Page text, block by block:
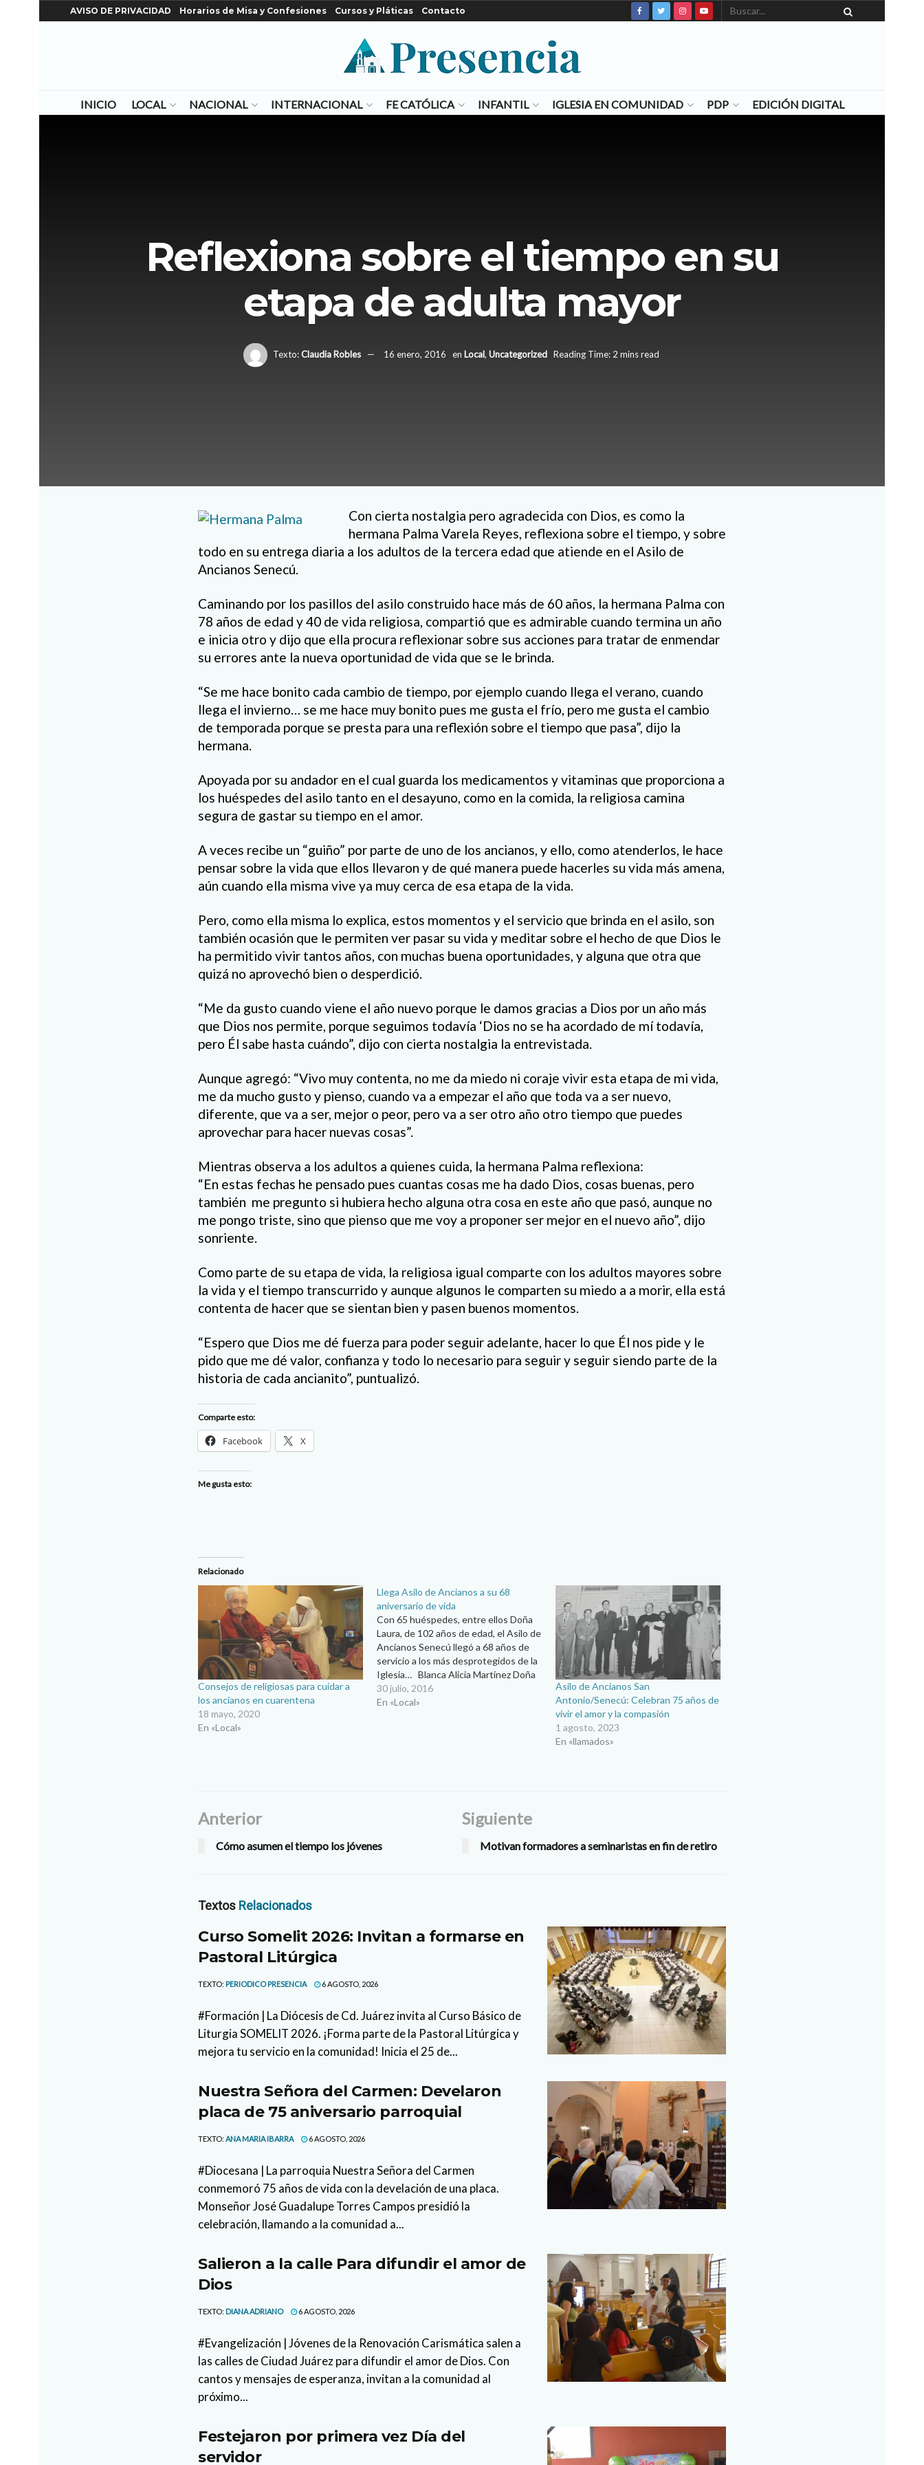
AVISO DE PRIVACIDAD Horarios de Misa y Confesiones Cursos y Pláticas Contacto
INICIO LOCAL NACIONAL INTERNACIONAL FE CATÓLICA INFANTIL IGLESIA EN COMUNIDAD PDP EDICIÓN DIGITAL
Reflexiona sobre el tiempo en su
etapa de adulta mayor
Texto:Claudia Robles 16 enero, 2016 en Local, Uncategorized Reading Time: 2 mins read
Con cierta nostalgia pero agradecida con Dios, es como la
hermana Palma Varela Reyes, reflexiona sobre el tiempo, y sobre
todo en su entrega diaria a los adultos de la tercera edad que atiende en el Asilo de
Ancianos Senecú.
Caminando por los pasillos del asilo construido hace más de 60 años, la hermana Palma con
78 años de edad y 40 de vida religiosa, compartió que es admirable cuando termina un año
e inicia otro y dijo que ella procura reflexionar sobre sus acciones para tratar de enmendar
su errores ante la nueva oportunidad de vida que se le brinda.
“Se me hace bonito cada cambio de tiempo, por ejemplo cuando llega el verano, cuando
llega el invierno… se me hace muy bonito pues me gusta el frío, pero me gusta el cambio
de temporada porque se presta para una reflexión sobre el tiempo que pasa”, dijo la
hermana.
Apoyada por su andador en el cual guarda los medicamentos y vitaminas que proporciona a
los huéspedes del asilo tanto en el desayuno, como en la comida, la religiosa camina
segura de gastar su tiempo en el amor.
A veces recibe un “guiño” por parte de uno de los ancianos, y ello, como atenderlos, le hace
pensar sobre la vida que ellos llevaron y de qué manera puede hacerles su vida más amena,
aún cuando ella misma vive ya muy cerca de esa etapa de la vida.
Pero, como ella misma lo explica, estos momentos y el servicio que brinda en el asilo, son
también ocasión que le permiten ver pasar su vida y meditar sobre el hecho de que Dios le
ha permitido vivir tantos años, con muchas buena oportunidades, y alguna que otra que
quizá no aprovechó bien o desperdició.
“Me da gusto cuando viene el año nuevo porque le damos gracias a Dios por un año más
que Dios nos permite, porque seguimos todavía ‘Dios no se ha acordado de mí todavía,
pero Él sabe hasta cuándo”, dijo con cierta nostalgia la entrevistada.
Aunque agregó: “Vivo muy contenta, no me da miedo ni coraje vivir esta etapa de mi vida,
me da mucho gusto y pienso, cuando va a empezar el año que toda va a ser nuevo,
diferente, que va a ser, mejor o peor, pero va a ser otro año otro tiempo que puedes
aprovechar para hacer nuevas cosas”.
Mientras observa a los adultos a quienes cuida, la hermana Palma reflexiona:
“En estas fechas he pensado pues cuantas cosas me ha dado Dios, cosas buenas, pero
también me pregunto si hubiera hecho alguna otra cosa en este año que pasó, aunque no
me pongo triste, sino que pienso que me voy a proponer ser mejor en el nuevo año”, dijo
sonriente.
Como parte de su etapa de vida, la religiosa igual comparte con los adultos mayores sobre
la vida y el tiempo transcurrido y aunque algunos le comparten su miedo a a morir, ella está
contenta de hacer que se sientan bien y pasen buenos momentos.
“Espero que Dios me dé fuerza para poder seguir adelante, hacer lo que Él nos pide y le
pido que me dé valor, confianza y todo lo necesario para seguir y seguir siendo parte de la
historia de cada ancianito”, puntualizó.
Comparte esto:
Facebook X
Me gusta esto:
Relacionado
Consejos de religiosas para cuidar a
los ancianos en cuarentena
18 mayo, 2020
En «Local»
Llega Asilo de Ancianos a su 68
aniversario de vida
Con 65 huéspedes, entre ellos Doña
Laura, de 102 años de edad, el Asilo de
Ancianos Senecú llegó a 68 años de
servicio a los más desprotegidos de la
Iglesia… Blanca Alicia Martínez Doña
Laura Mendoza tiene 102 años de
edad. Veinte de ellos los ha pasado en
30 julio, 2016
En «Local»
Asilo de Ancianos San
Antonio/Senecú: Celebran 75 años de
vivir el amor y la compasión
1 agosto, 2023
En «llamados»
Anterior
Cómo asumen el tiempo los jóvenes
Siguiente
Motivan formadores a seminaristas en fin de retiro
Textos Relacionados
Curso Somelit 2026: Invitan a formarse en
Pastoral Litúrgica
TEXTO: PERIODICO PRESENCIA 6 AGOSTO, 2026
#Formación | La Diócesis de Cd. Juárez invita al Curso Básico de
Liturgia SOMELIT 2026. ¡Forma parte de la Pastoral Litúrgica y
mejora tu servicio en la comunidad! Inicia el 25 de...
Nuestra Señora del Carmen: Develaron
placa de 75 aniversario parroquial
TEXTO: ANA MARIA IBARRA 6 AGOSTO, 2026
#Diocesana | La parroquia Nuestra Señora del Carmen
conmemoró 75 años de vida con la develación de una placa.
Monseñor José Guadalupe Torres Campos presidió la
celebración, llamando a la comunidad a...
Salieron a la calle Para difundir el amor de
Dios
TEXTO: DIANA ADRIANO 6 AGOSTO, 2026
#Evangelización | Jóvenes de la Renovación Carismática salen a
las calles de Ciudad Juárez para difundir el amor de Dios. Con
cantos y mensajes de esperanza, invitan a la comunidad al
próximo...
Festejaron por primera vez Día del
servidor